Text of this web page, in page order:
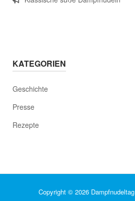
KATEGORIEN
Geschichte
Presse
Rezepte
Copyright © 2026 Dampfnudeltag